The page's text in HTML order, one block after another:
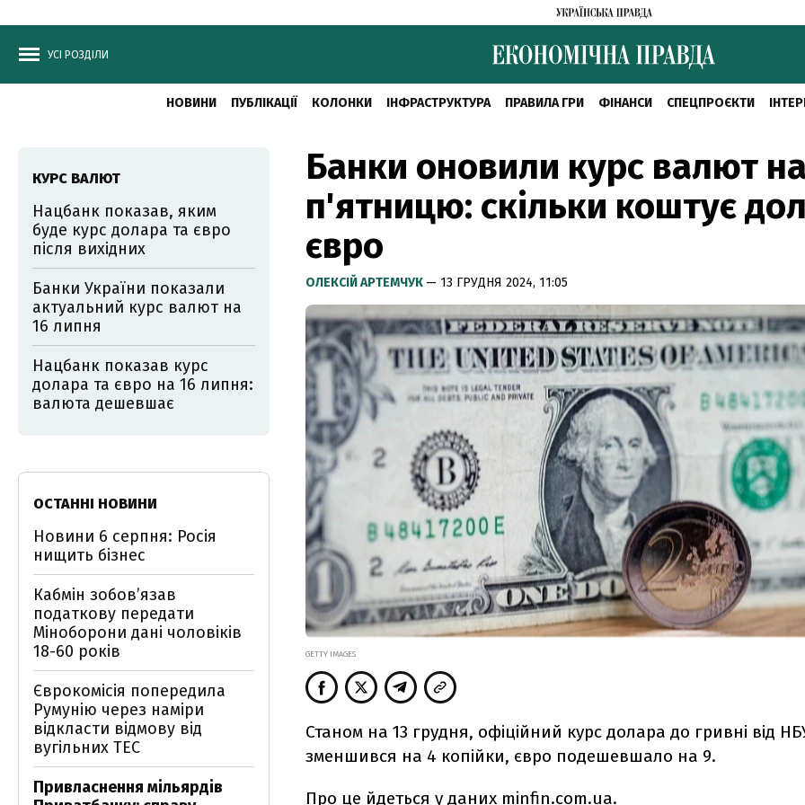
УСІ РОЗДІЛИ
НОВИНИ ПУБЛІКАЦІЇ КОЛОНКИ ІНФРАСТРУКТУРА ПРАВИЛА ГРИ ФІНАНСИ СПЕЦПРОЄКТИ
Банки оновили курс валют
п'ятницю: скільки коштує
євро
ОЛЕКСІЙ АРТЕМЧУК — 13 ГРУДНЯ 2024, 11:05
GETTY IMAGES
Станом на 13 грудня, офіційний курс долара до гривні від
зменшився на 4 копійки, євро подешевшало на 9.
Про це йдеться у даних minfin.com.ua.
КУРС ВАЛЮТ
Нацбанк показав, яким
буде курс долара та євро
після вихідних
Банки України показали
актуальний курс валют на
16 липня
Нацбанк показав курс
долара та євро на 16 липня:
валюта дешевшає
ОСТАННІ НОВИНИ
Новини 6 серпня: Росія
нищить бізнес
Кабмін зобовʼязав
податкову передати
Міноборони дані чоловіків
18-60 років
Єврокомісія попередила
Румунію через наміри
відкласти відмову від
вугільних ТЕС
Привласнення мільярдів